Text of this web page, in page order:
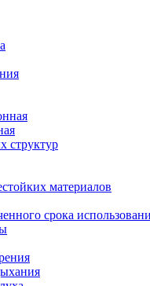
структур
материалов
срока